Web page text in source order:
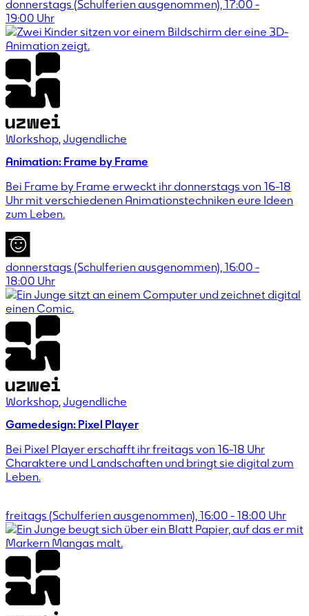
donnerstags (Schulferien ausgenommen), 17:00 -
19:00 Uhr
Workshop Jugendliche
Animation: Frame by Frame
Bei Frame by Frame erweckt ihr donnerstags von 16-18
Uhr mit verschiedenen Animationstechniken eure Ideen
zum Leben.
donnerstags (Schulferien ausgenommen), 16:00 -
18:00 Uhr
Workshop Jugendliche
Gamedesign: Pixel Player
Bei Pixel Player erschafft ihr freitags von 16-18 Uhr
Charaktere und Landschaften und bringt sie digital zum
Leben.
freitags (Schulferien ausgenommen), 16:00 - 18:00 Uhr